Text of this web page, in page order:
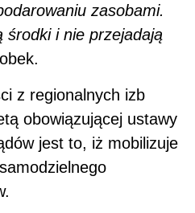
zasobami.
środki i nie przejadają
z regionalnych izb
obowiązującej ustawy
jest to, iż mobilizuje